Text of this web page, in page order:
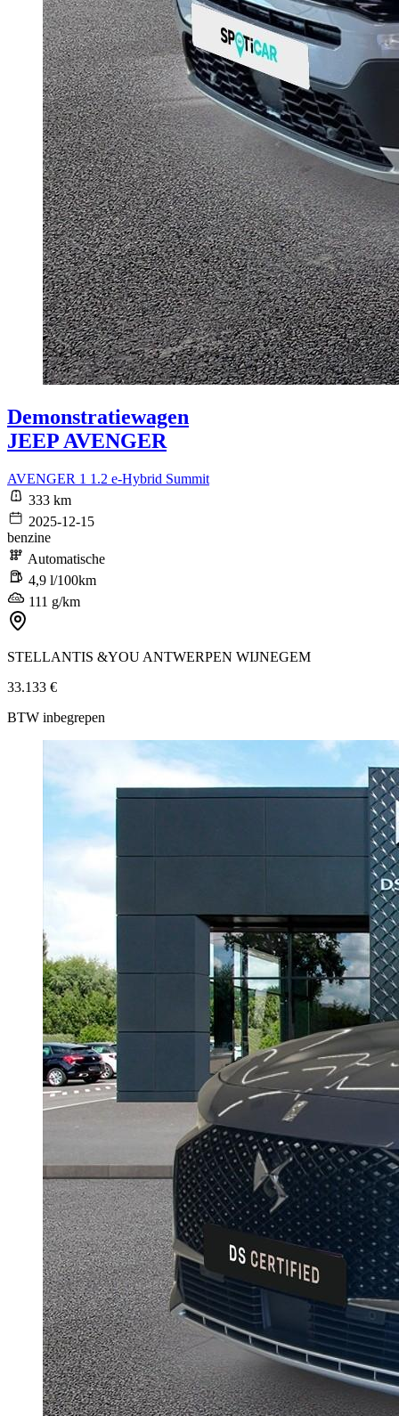
Demonstratiewagen
JEEP AVENGER
AVENGER 1 1.2 e-Hybrid Summit
333 km
2025-12-15
benzine
Automatische
4,9 l/100km
111 g/km
STELLANTIS &YOU ANTWERPEN WIJNEGEM
33.133 €
BTW inbegrepen